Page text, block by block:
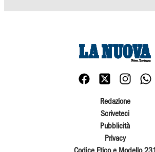
Redazione
Scriveteci
Pubblicità
Privacy